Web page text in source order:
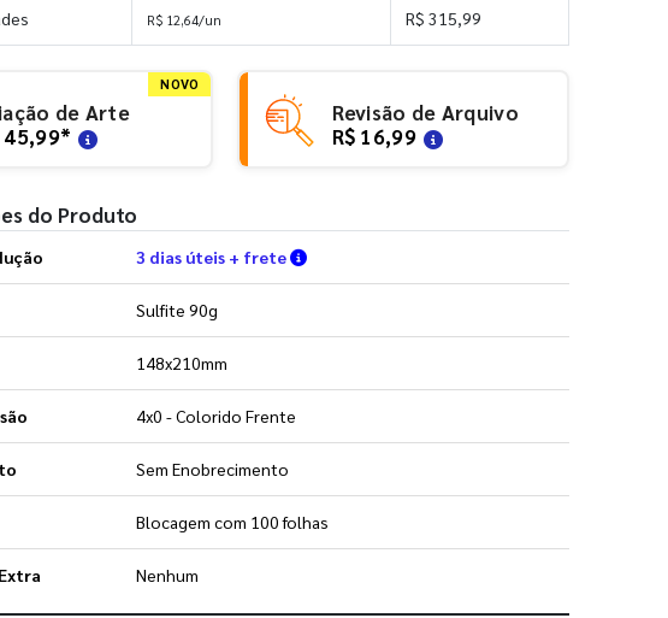
unidades R$ 12,64/un R$ 315,99
NOVO
de Arte
45,99*
Revisão de Arquivo
R$ 16,99
do Produto
3 dias úteis + frete Verifique as condições de entrega
Sulfite 90g
148x210mm
4x0 - Colorido Frente
Sem Enobrecimento
Blocagem com 100 folhas
Nenhum